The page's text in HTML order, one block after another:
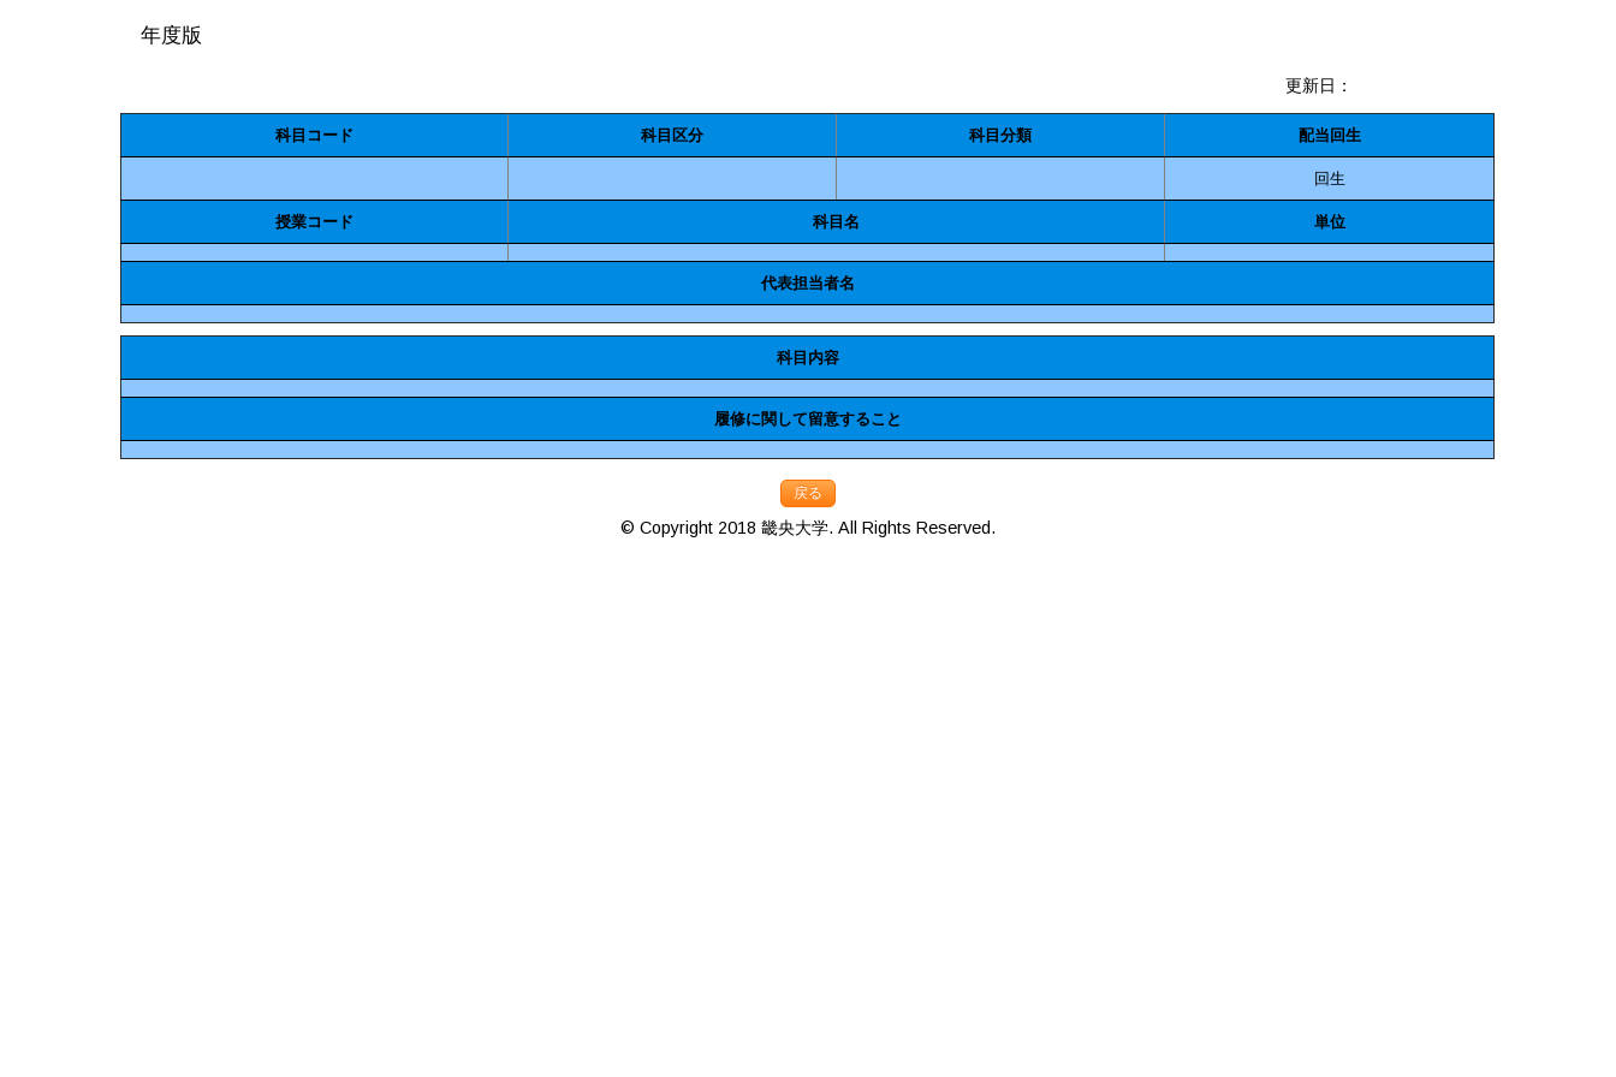
年度版
更新日：
科目コード 科目区分 科目分類 配当回生
回生
授業コード 科目名 単位
代表担当者名
科目内容
履修に関して留意すること
戻る
© Copyright 2018 畿央大学. All Rights Reserved.